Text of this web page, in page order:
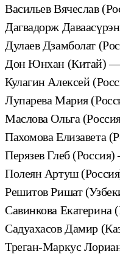
Васильев Вячеслав
Дагвадорж
Дулаев Дзамболат
Дон Юнхан (Китай) —
Кулагин Алексей
Лупарева Мария
Маслова Ольга
Пахомова Елизавета
Перязев Глеб
Полеян Артуш
Решитов Ришат
Савинкова Екатерина
Садуахасов Дамир
Треган-Маркус